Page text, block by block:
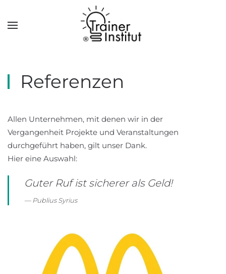
Skip to main content
Referenzen
Allen Unternehmen, mit denen wir in der
Vergangenheit Projekte und Veranstaltungen
durchgeführt haben, gilt unser Dank.
Hier eine Auswahl:
Guter Ruf ist sicherer als Geld!
Publius Syrius